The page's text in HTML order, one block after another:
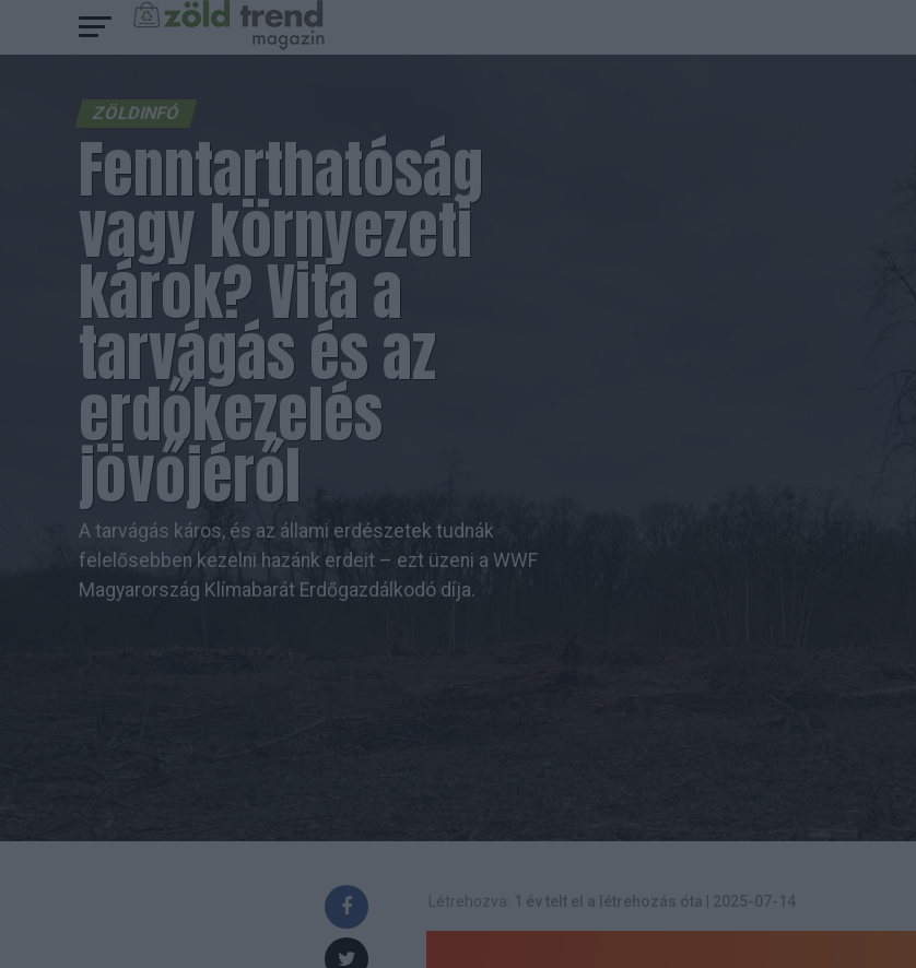
ZÖLDINFÓ
Fenntarthatóság
vagy környezeti
károk? Vita a
tarvágás és az
erdőkezelés
jövőjéről
A tarvágás káros, és az állami erdészetek tudnák
felelősebben kezelni hazánk erdeit – ezt üzeni a WWF
Magyarország Klímabarát Erdőgazdálkodó díja.
Létrehozva: 1 év telt el a létrehozás óta 2025-07-14